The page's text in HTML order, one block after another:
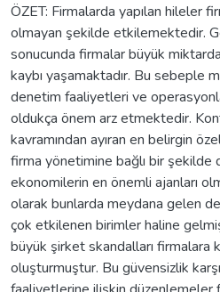
ÖZET: Firmalarda yapılan hileler
olmayan şekilde etkilemektedir.
sonucunda firmalar büyük
kaybı yaşamaktadır. Bu sebeple
denetim faaliyetleri ve
oldukça önem arz etmektedir.
kavramından ayıran en belirgin
firma yönetimine bağlı bir şekilde
ekonomilerin en önemli ajanları
olarak bunlarda meydana gelen
çok etkilenen birimler haline
büyük şirket skandalları firmalara
oluşturmuştur. Bu güvensizlik